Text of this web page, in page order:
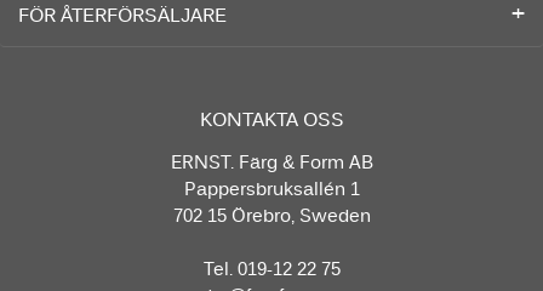
FÖR ÅTERFÖRSÄLJARE
KONTAKTA OSS
ERNST. Färg & Form AB
Pappersbruksallén 1
702 15 Örebro, Sweden
Tel. 019-12 22 75